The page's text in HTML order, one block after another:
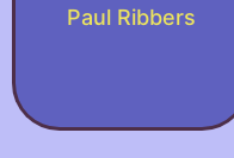
Paul Ribbers